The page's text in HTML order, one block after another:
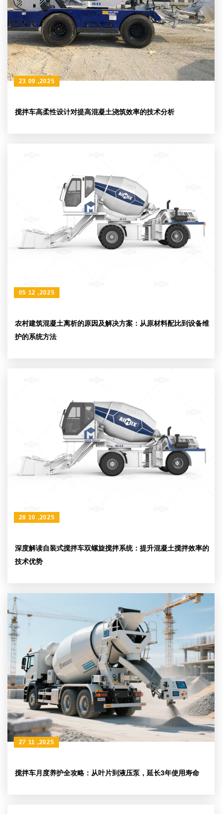
搅拌车高柔性设计对提高混凝土浇筑效率的技术分析
23 09 ,2025
农村建筑混凝土离析的原因及解决方案：从原材料配比到设备维
护的系统方法
05 12 ,2025
深度解读自装式搅拌车双螺旋搅拌系统：提升混凝土搅拌效率的
技术优势
28 10 ,2025
搅拌车月度养护全攻略：从叶片到液压泵，延长3年使用寿命
27 11 ,2025